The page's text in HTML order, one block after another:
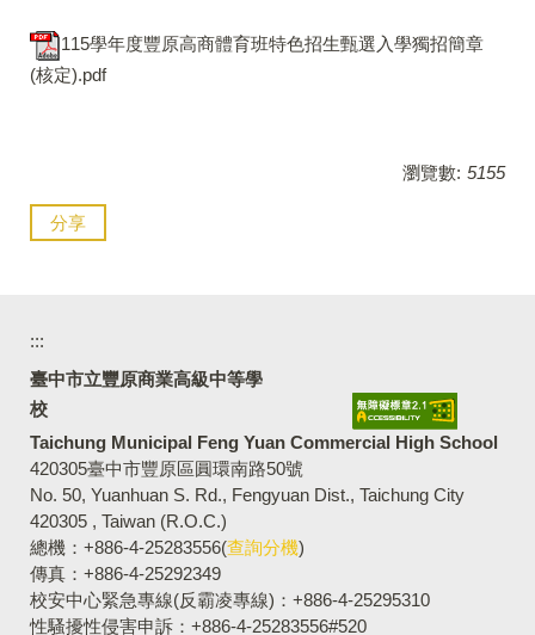
115學年度豐原高商體育班特色招生甄選入學獨招簡章
(核定).pdf
瀏覽數: 5155
分享
:::
臺中市立豐原商業高級中等學
校
Taichung Municipal Feng Yuan Commercial High School
420305臺中市豐原區圓環南路50號
No. 50, Yuanhuan S. Rd., Fengyuan Dist., Taichung City
420305 , Taiwan (R.O.C.)
總機：+886-4-25283556(查詢分機)
傳真：+886-4-25292349
校安中心緊急專線(反霸凌專線)：+886-4-25295310
性騷擾性侵害申訴：+886-4-25283556#520